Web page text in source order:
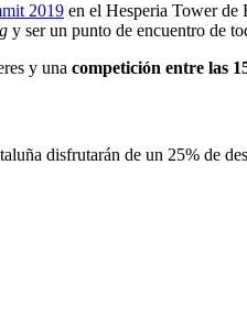
2019 en el Hesperia Tower de
y ser un punto de encuentro de
y una competición entre las
disfrutarán de un 25% de